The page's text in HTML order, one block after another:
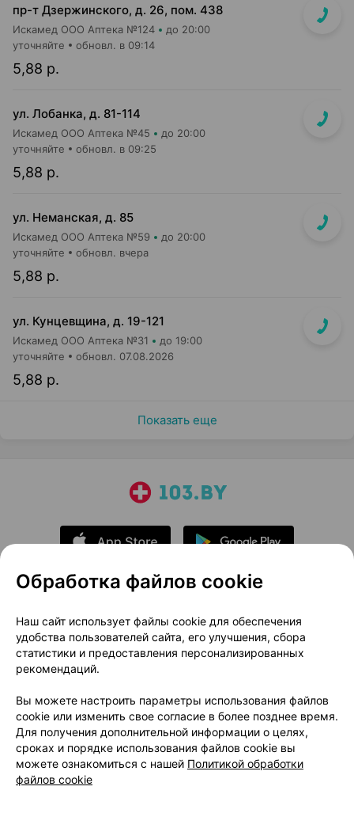
пр-т Дзержинского, д. 26, пом. 438
Искамед ООО Аптека №124 до 20:00
5,88 р.
уточняйте обновл. в 09:14
ул. Лобанка, д. 81-114
Искамед ООО Аптека №45 до 20:00
5,88 р.
уточняйте обновл. в 09:25
ул. Неманская, д. 85
Искамед ООО Аптека №59 до 20:00
5,88 р.
уточняйте обновл. вчера
ул. Кунцевщина, д. 19-121
Искамед ООО Аптека №31 до 19:00
5,88 р.
уточняйте обновл. 07.08.2026
Показать еще
О проекте
Новости проекта
Размещение рекламы
Медицинский маркетинг
Публичный договор
Доставка
Способы оплаты
Вакансии
Партнеры
Написать руководителю 103.by
Написать в поддержку
Персональные настройки Cookie
Обработка файлов cookie
Наш сайт использует файлы cookie для обеспечения
удобства пользователей сайта, его улучшения, сбора
статистики и предоставления персонализированных
рекомендаций.
Вы можете настроить параметры использования файлов
cookie или изменить свое согласие в более позднее время.
Для получения дополнительной информации о целях,
сроках и порядке использования файлов cookie вы
можете ознакомиться с нашей Политикой обработки
файлов cookie